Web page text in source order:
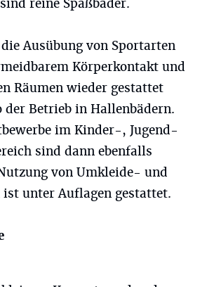
reine Spaßbäder.
Ausübung von Sportarten
Körperkontakt und
Räumen wieder gestattet
der Betrieb in Hallenbädern.
im Kinder-, Jugend-
sind dann ebenfalls
von Umkleide- und
ist unter Auflagen gestattet.